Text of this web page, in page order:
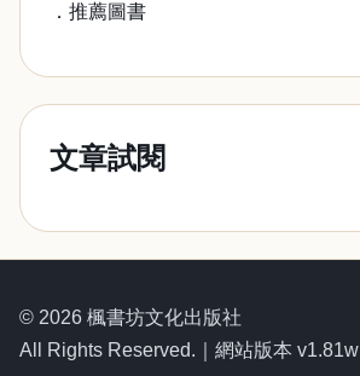
．推薦圖書
文章試閱
© 2026 楓書坊文化出版社
All Rights Reserved.｜網站版本 v1.81w